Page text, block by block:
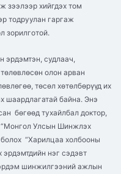
зээлээр хийгдэх том
тодруулан гаргаж
зорилготой.
судлаач,
олон арван
төсөл хөтөлбөрүүд их
шаардлагатай байна. Энэ
бөгөөд тухайлбал доктор,
“Монгол Улсын Шинжлэх
“Харилцаа холбооны
нэг сэдэвт
шинжилгээний ажлын